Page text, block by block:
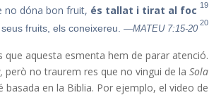
19
no dóna bon fruit, és tallat i tirat al foc
20
fruits, els coneixereu.—MATEU 7:15-20
aquesta esmenta hem de parar atenció.
però no traurem res que no vingui de laSola
en la Biblia. Por ejemplo, el video de